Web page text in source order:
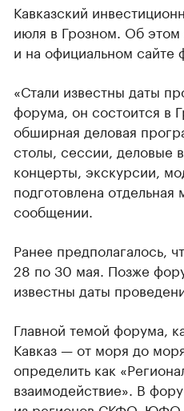
Кавказский
июля в Грозном. Об
и на официальном сайте
«Стали известны даты
форума, он состоится в
обширная деловая
столы, сессии, деловые
концерты, экскурсии,
подготовлена
сообщении.
Ранее предполагалось,
28 по 30 мая. Позже
известны даты
Главной темой форума,
Кавказ — от моря до
определить как
взаимодействие». В